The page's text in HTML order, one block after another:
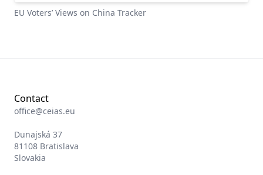
EU Voters’ Views on China Tracker
Contact
office@ceias.eu
Dunajská 37
81108 Bratislava
Slovakia